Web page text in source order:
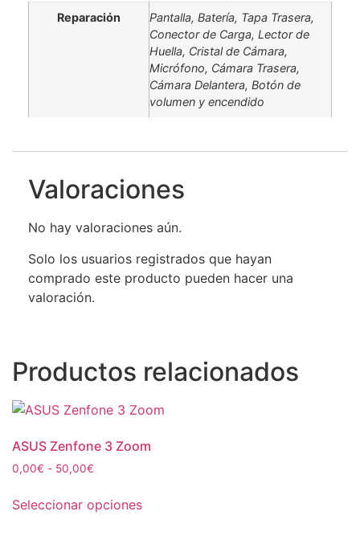
Reparación
Pantalla, Batería, Tapa Trasera,
Conector de Carga, Lector de
Huella, Cristal de Cámara,
Micrófono, Cámara Trasera,
Cámara Delantera, Botón de
volumen y encendido
Valoraciones
No hay valoraciones aún.
Solo los usuarios registrados que hayan
comprado este producto pueden hacer una
valoración.
Productos relacionados
ASUS Zenfone 3 Zoom
0,00€ - 50,00€
Seleccionar opciones